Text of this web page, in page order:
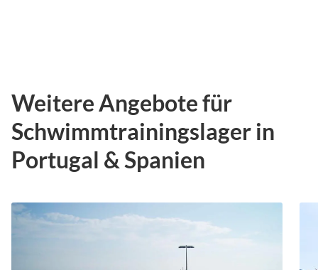
Weitere Angebote für
Schwimmtrainingslager in
Portugal & Spanien